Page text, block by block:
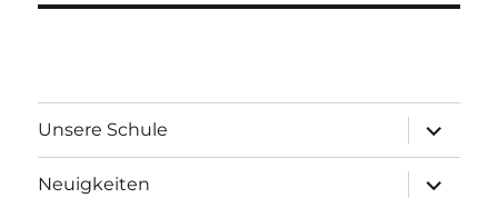
Unsere Schule
öffnen
Neuigkeiten
öffnen